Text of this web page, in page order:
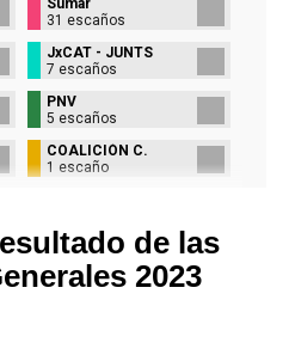
31 escaños
JxCAT - JUNTS
7 escaños
PNV
5 escaños
COALICIÓN C.
1 escaño
de las
2023